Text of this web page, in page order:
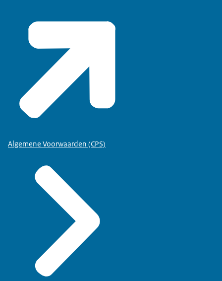
Algemene Voorwaarden (CPS)